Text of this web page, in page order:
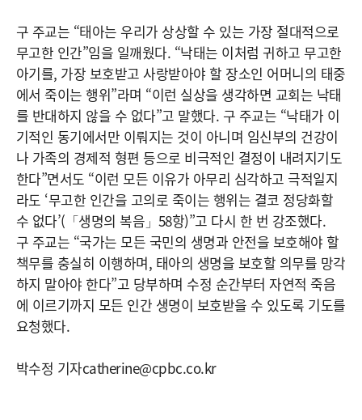
구 주교는 “태아는 우리가 상상할 수 있는 가장 절대적으로
무고한 인간”임을 일깨웠다. “낙태는 이처럼 귀하고 무고한
아기를, 가장 보호받고 사랑받아야 할 장소인 어머니의 태중
에서 죽이는 행위”라며 “이런 실상을 생각하면 교회는 낙태
를 반대하지 않을 수 없다”고 말했다. 구 주교는 “낙태가 이
기적인 동기에서만 이뤄지는 것이 아니며 임신부의 건강이
나 가족의 경제적 형편 등으로 비극적인 결정이 내려지기도
한다”면서도 “이런 모든 이유가 아무리 심각하고 극적일지
라도 ‘무고한 인간을 고의로 죽이는 행위는 결코 정당화할
수 없다’(「생명의 복음」58항)”고 다시 한 번 강조했다.
구 주교는 “국가는 모든 국민의 생명과 안전을 보호해야 할
책무를 충실히 이행하며, 태아의 생명을 보호할 의무를 망각
하지 말아야 한다”고 당부하며 수정 순간부터 자연적 죽음
에 이르기까지 모든 인간 생명이 보호받을 수 있도록 기도를
요청했다.
박수정 기자catherine@cpbc.co.kr